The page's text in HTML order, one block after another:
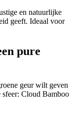
en natuurlijke
geeft. Ideaal voor
pure
geur wilt geven
Cloud Bamboo